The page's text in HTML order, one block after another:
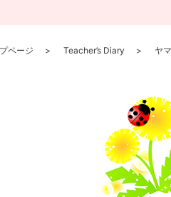
ページ Teacher’s Diary ヤ